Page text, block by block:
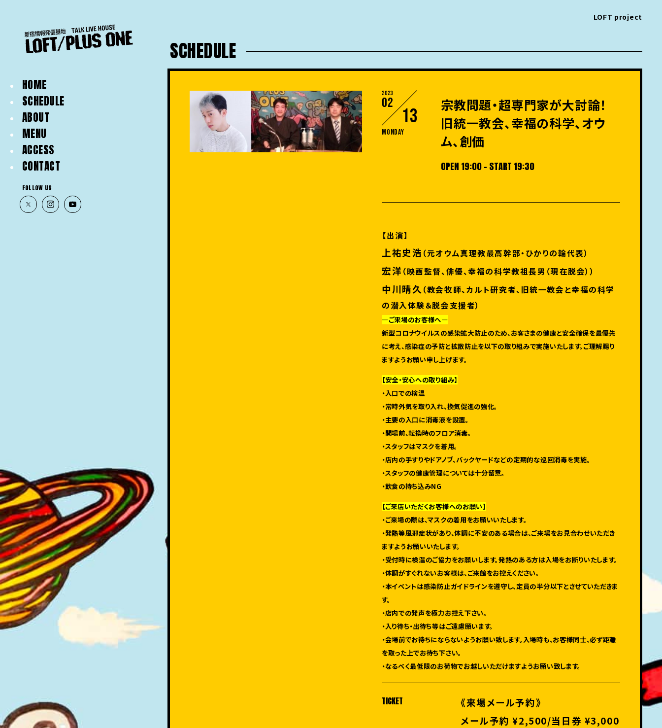
HOME
SCHEDULE
ABOUT
MENU
ACCESS
CONTACT
FOLLOW US
LOFT project
SCHEDULE
2023
02
13
Monday
宗教問題・超専門家が大討論！
旧統一教会、幸福の科学、オウ
ム、創価
OPEN 19:00 - START 19:30
【出演】
上祐史浩 （元オウム真理教最高幹部・ひかりの輪代表）
宏洋 （映画監督、俳優、幸福の科学教祖長男（現在脱会））
中川晴久 （教会牧師、カルト研究者、旧統一教会と幸福の科学
の潜入体験＆脱会支援者）
—ご来場のお客様へ—
新型コロナウイルスの感染拡大防止のため、お客さまの健康と安全確保を最優先
に考え、感染症の予防と拡散防止を以下の取り組みで実施いたします。ご理解賜り
ますようお願い申し上げます。
【安全・安心への取り組み】
・入口での検温
・常時外気を取り入れ、換気促進の強化。
・主要の入口に消毒液を設置。
・開場前、転換時のフロア消毒。
・スタッフはマスクを着用。
・店内の手すりやドアノブ、バックヤードなどの定期的な巡回消毒を実施。
・スタッフの健康管理については十分留意。
・飲食の持ち込みNG
【ご来店いただくお客様へのお願い】
・ご来場の際は、マスクの着用をお願いいたします。
・発熱等風邪症状があり、体調に不安のある場合は、ご来場をお見合わせいただき
ますようお願いいたします。
・受付時に検温のご協力をお願いします。発熱のある方は入場をお断りいたします。
・体調がすぐれないお客様は、ご来館をお控えください。
・本イベントは感染防止ガイドラインを遵守し、定員の半分以下とさせていただきま
す。
・店内での発声を極力お控え下さい。
・入り待ち・出待ち等はご遠慮願います。
・会場前でお待ちにならないようお願い致します。入場時も、お客様同士、必ず距離
を取った上でお待ち下さい。
・なるべく最低限のお荷物でお越しいただけますようお願い致します。
TICKET
《来場メール予約》
メール予約 ¥2,500/当日券 ¥3,000